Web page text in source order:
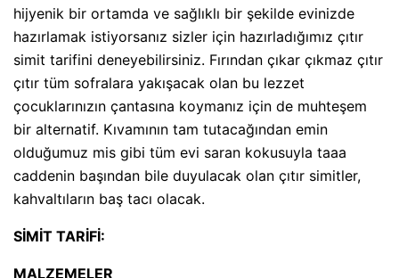
hijyenik bir ortamda ve sağlıklı bir şekilde evinizde
hazırlamak istiyorsanız sizler için hazırladığımız çıtır
simit tarifini deneyebilirsiniz. Fırından çıkar çıkmaz çıtır
çıtır tüm sofralara yakışacak olan bu lezzet
çocuklarınızın çantasına koymanız için de muhteşem
bir alternatif. Kıvamının tam tutacağından emin
olduğumuz mis gibi tüm evi saran kokusuyla taaa
caddenin başından bile duyulacak olan çıtır simitler,
kahvaltıların baş tacı olacak.
SİMİT TARİFİ:
MALZEMELER